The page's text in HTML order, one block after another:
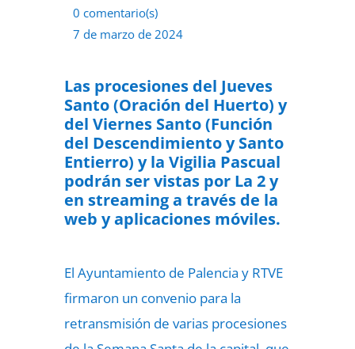
0 comentario(s)
7 de marzo de 2024
Las procesiones del Jueves
Santo (Oración del Huerto) y
del Viernes Santo (Función
del Descendimiento y Santo
Entierro) y la Vigilia Pascual
podrán ser vistas por La 2 y
en streaming a través de la
web y aplicaciones móviles.
El Ayuntamiento de Palencia y RTVE
firmaron un convenio para la
retransmisión de varias procesiones